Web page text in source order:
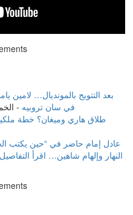
في سان تروبيه - الخميس 06
طلاق هاري وميغان؟ خطة
النهار وإلهام شاهين… اقرأ التفاصيل